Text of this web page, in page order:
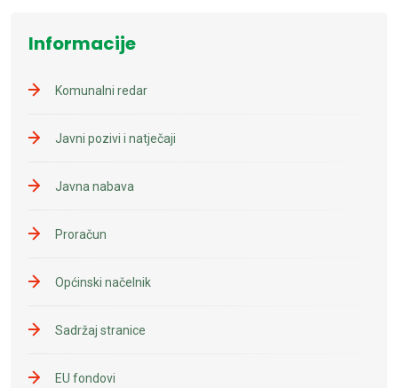
Informacije
Komunalni redar
Javni pozivi i natječaji
Javna nabava
Proračun
Općinski načelnik
Sadržaj stranice
EU fondovi